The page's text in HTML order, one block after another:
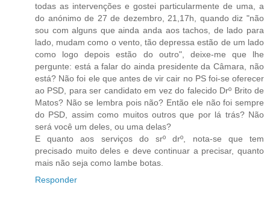
todas as intervenções e gostei particularmente de uma, a
do anónimo de 27 de dezembro, 21,17h, quando diz "não
sou com alguns que ainda anda aos tachos, de lado para
lado, mudam como o vento, tão depressa estão de um lado
como logo depois estão do outro", deixe-me que lhe
pergunte: está a falar do ainda presidente da Câmara, não
está? Não foi ele que antes de vir cair no PS foi-se oferecer
ao PSD, para ser candidato em vez do falecido Drº Brito de
Matos? Não se lembra pois não? Então ele não foi sempre
do PSD, assim como muitos outros que por lá trás? Não
será você um deles, ou uma delas?
E quanto aos serviços do srº drº, nota-se que tem
precisado muito deles e deve continuar a precisar, quanto
mais não seja como lambe botas.
Responder